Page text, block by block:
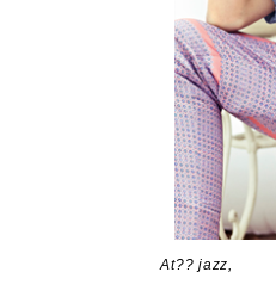
At?? jazz,